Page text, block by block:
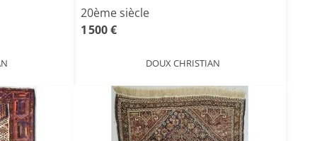
20ème siècle
1 500 €
DOUX CHRISTIAN